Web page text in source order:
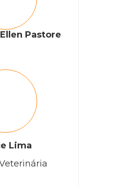
Pastore
Lima